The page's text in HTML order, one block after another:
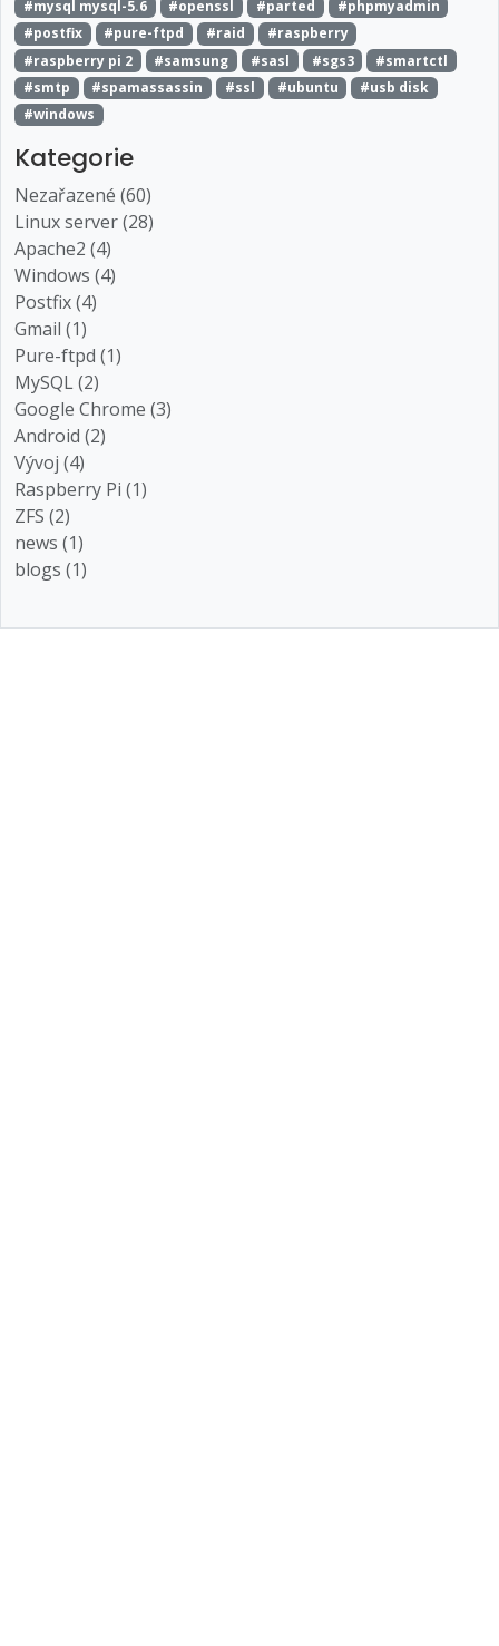
#mysql mysql-5.6
#openssl #parted
#phpmyadmin
#postfix
#pure-ftpd #raid
#raspberry
#raspberry pi 2
#samsung #sasl #sgs3
#smartctl
#smtp
#spamassassin #ssl #ubuntu
#usb disk
#windows
Kategorie
Nezařazené (60)
Linux server (28)
Apache2 (4)
Windows (4)
Postfix (4)
Gmail (1)
Pure-ftpd (1)
MySQL (2)
Google Chrome (3)
Android (2)
Vývoj (4)
Raspberry Pi (1)
ZFS (2)
news (1)
blogs (1)